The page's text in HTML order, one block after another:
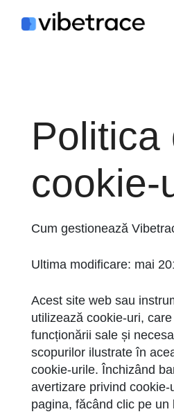
Politica
cookie-
Cum gestionează
Ultima modificare: mai
Acest site web sau
utilizează cookie-uri,
funcționării sale și
scopurilor ilustrate în
cookie-urile. Închizând
avertizare privind cookie-
pagina, făcând clic pe un